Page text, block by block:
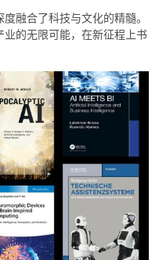
融合了科技与文化的精髓。
的无限可能，在新征程上书